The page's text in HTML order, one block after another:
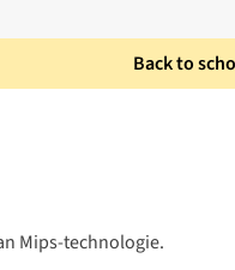
Back to
Mips-technologie.